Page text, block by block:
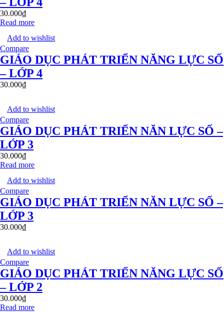
30.000₫
Read more
Add to wishlist
Compare
GIÁO DỤC PHÁT TRIỂN NĂNG LỰC SỐ
– LỚP 4
30.000₫
Add to wishlist
Compare
GIÁO DỤC PHÁT TRIỂN NĂN LỰC SỐ –
LỚP 3
30.000₫
Read more
Add to wishlist
Compare
GIÁO DỤC PHÁT TRIỂN NĂN LỰC SỐ –
LỚP 3
30.000₫
Add to wishlist
Compare
GIÁO DỤC PHÁT TRIỂN NĂNG LỰC SỐ
– LỚP 2
30.000₫
Read more